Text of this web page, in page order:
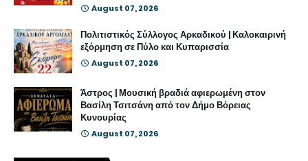
August 07, 2026
Πολιτιστικός Σύλλογος Αρκαδικού | Καλοκαιρινή
εξόρμηση σε Πύλο και Κυπαρισσία
August 07, 2026
Άστρος | Μουσική βραδιά αφιερωμένη στον
Βασίλη Τσιτσάνη από τον Δήμο Βόρειας
Κυνουρίας
August 07, 2026